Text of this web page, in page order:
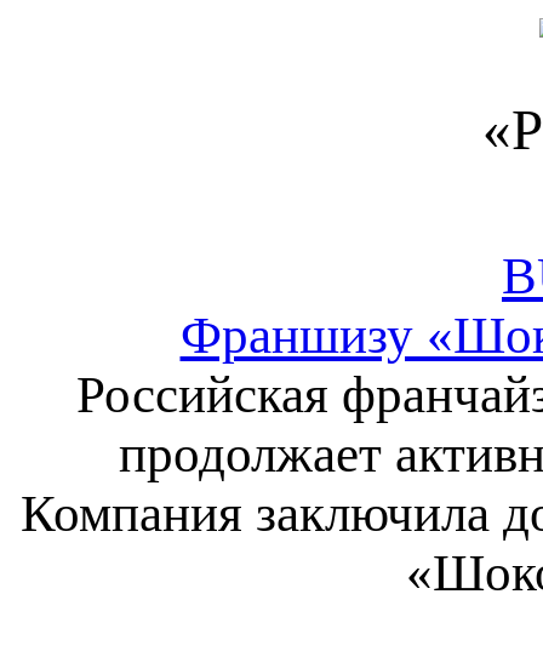
Франшизу
Российская
продолжает
Компания заключила